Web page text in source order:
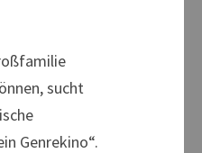
sucht
Genrekino“.